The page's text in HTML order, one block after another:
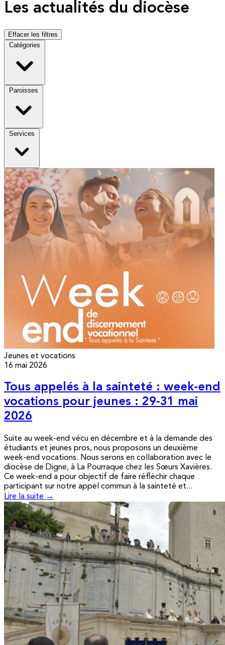
Les actualités du diocèse
Effacer les filtres
Catégories
Paroisses
Services
Jeunes et vocations
16 mai 2026
Tous appelés à la sainteté : week-end
vocations pour jeunes : 29-31 mai
2026
Suite au week-end vécu en décembre et à la demande des
étudiants et jeunes pros, nous proposons un deuxième
week-end vocations. Nous serons en collaboration avec le
diocèse de Digne, à La Pourraque chez les Sœurs Xavières.
Ce week-end a pour objectif de faire réfléchir chaque
participant sur notre appel commun à la sainteté et...
Lire la suite →